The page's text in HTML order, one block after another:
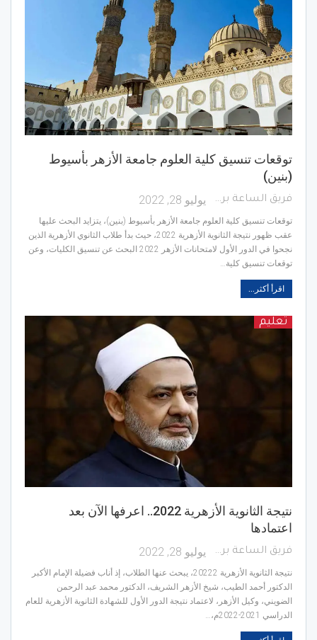
توقعات تنسيق كلية العلوم جامعة الأزهر بأسيوط
(بنين)
فريق الساعة برس يوليو 28, 2022
توقعات تنسيق كلية العلوم جامعة الأزهر بأسيوط (بنين)، يتزايد البحث عليها
عقب ظهور نتيجة الثانوية الأزهرية 2022، حيث بدأ طلاب الثانوي الأزهرية الذين
نجحوا في الدور الأول لامتحانات الأزهر 2022 البحث عن تنسيق الكليات، وعن
توقعات تنسيق كلية…
اقرأ أكثر...
تعليم
نتيجة الثانوية الأزهرية 2022.. اعرفها الآن بعد
اعتمادها
فريق الساعة برس يوليو 28, 2022
نتيجة الثانوية الأزهرية 20222، يبحث عنها الطلاب، إذ أناب فضيلة الإمام الأكبر
الدكتور أحمد الطيب، شيخ الأزهر الشريف، الدكتور محمد عبد الرحمن
الضويني، وكيل الأزهر، لاعتماد نتيجة الدور الأول للشهادة الثانوية الأزهرية للعام
الدراسي 2021-2022م،…